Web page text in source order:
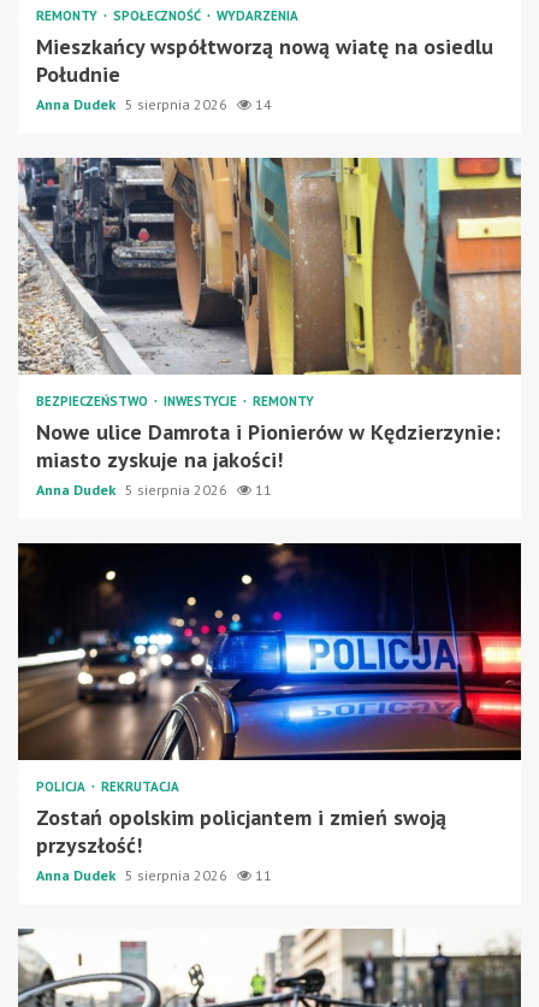
REMONTY SPOŁECZNOŚĆ WYDARZENIA
Mieszkańcy współtworzą nową wiatę na osiedlu
Południe
Anna Dudek 5 sierpnia 2026 14
BEZPIECZEŃSTWO INWESTYCJE REMONTY
Nowe ulice Damrota i Pionierów w Kędzierzynie:
miasto zyskuje na jakości!
Anna Dudek 5 sierpnia 2026 11
POLICJA REKRUTACJA
Zostań opolskim policjantem i zmień swoją
przyszłość!
Anna Dudek 5 sierpnia 2026 11